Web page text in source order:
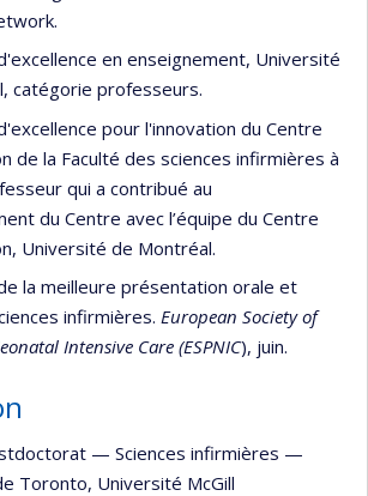
en enseignement, Université
catégorie professeurs.
pour l'innovation du Centre
de la Faculté des sciences infirmières à
qui a contribué au
du Centre avec l’équipe du Centre
Université de Montréal.
la meilleure présentation orale et
infirmières. European Society of
Intensive Care (ESPNIC), juin.
— Sciences infirmières —
Toronto, Université McGill